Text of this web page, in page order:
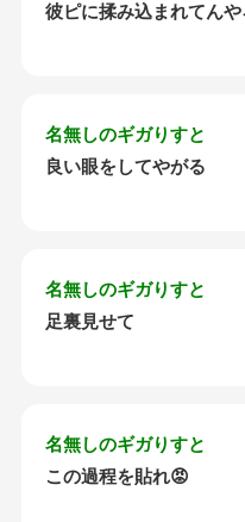
彼ピに揉み込まれてん
名無しのギガりすと
良い眼をしてやがる
名無しのギガりすと
足裏見せて
名無しのギガりすと
この過程を貼れ😡